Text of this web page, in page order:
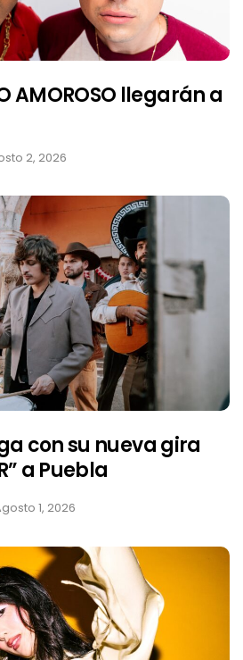
AMOROSO llegarán a
2, 2026
con su nueva gira
a Puebla
1, 2026